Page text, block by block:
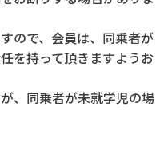
ので、会員は、同乗者が
を持って頂きますようお
、同乗者が未就学児の場